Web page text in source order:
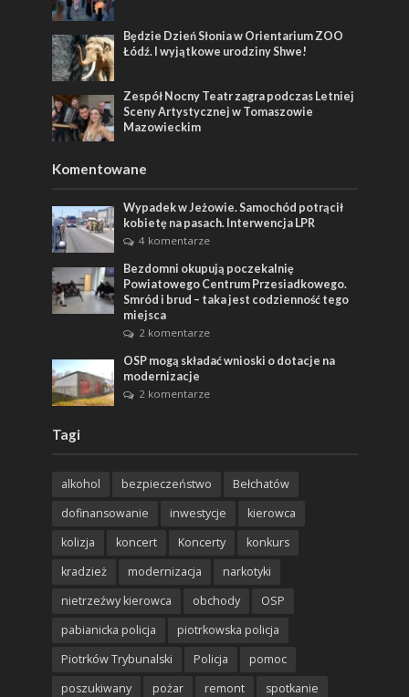
Będzie Dzień Słonia w Orientarium ZOO
Łódź. I wyjątkowe urodziny Shwe!
Zespół Nocny Teatr zagra podczas Letniej
Sceny Artystycznej w Tomaszowie
Mazowieckim
Komentowane
Wypadek w Jeżowie. Samochód potrącił
kobietę na pasach. Interwencja LPR
4 komentarze
Bezdomni okupują poczekalnię
Powiatowego Centrum Przesiadkowego.
Smród i brud – taka jest codzienność tego
miejsca
2 komentarze
OSP mogą składać wnioski o dotacje na
modernizacje
2 komentarze
Tagi
alkohol bezpieczeństwo
Bełchatów
dofinansowanie
inwestycje
kierowca
kolizja
koncert Koncerty
konkurs
kradzież
modernizacja
narkotyki
nietrzeźwy kierowca
obchody
OSP
pabianicka policja
piotrkowska policja
Piotrków Trybunalski
Policja
pomoc
poszukiwany
pożar remont spotkanie